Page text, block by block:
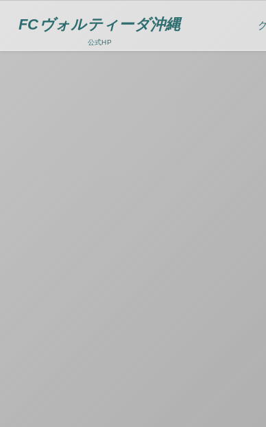
FCヴォルティーダ沖縄
公式HP